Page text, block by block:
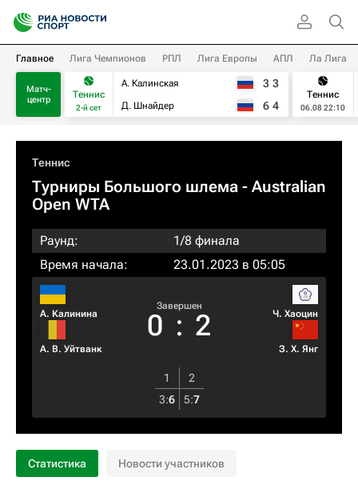
Главное Лига Чемпионов РПЛ Лига Европы АПЛ Ла Лига
Матч-
центр
Теннис
2-й сет
А. Калинская
Д. Шнайдер
3 3
6 4
Теннис
06.08 22:10
Теннис
Турниры Большого шлема - Australian
Open WTA
Раунд:
1/8 финала
Время начала:
23.01.2023 в 05:05
А. Калинина
А. В. Уйтванк
Завершен
0 : 2 Ч. Хаоцин
З. Х. Янг
1
2
3:6 5:7
Статистика Новости участников